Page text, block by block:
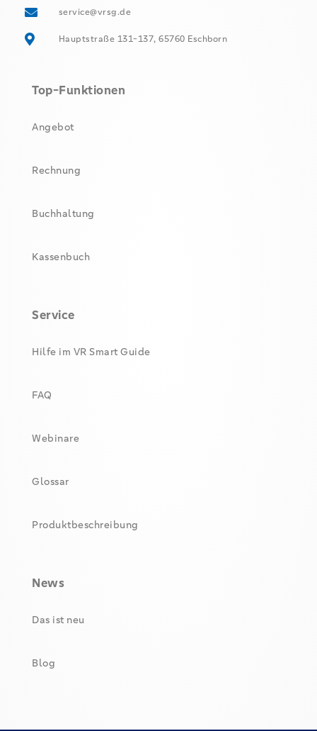
service@vrsg.de
Hauptstraße 131-137, 65760 Eschborn
Top-Funktionen
Angebot
Rechnung
Buchhaltung
Kassenbuch
Service
Hilfe im VR Smart Guide
FAQ
Webinare
Glossar
Produktbeschreibung
News
Das ist neu
Blog